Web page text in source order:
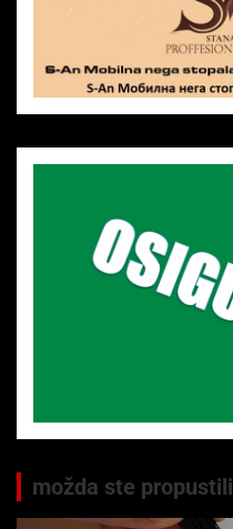
možda ste propustili